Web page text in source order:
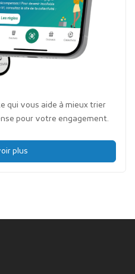
qui vous aide à mieux trier
pour votre engagement.
plus